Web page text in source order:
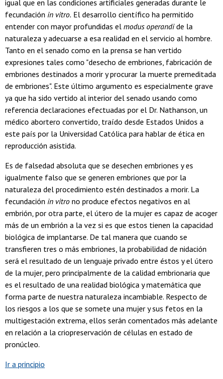
igual que en las condiciones artificiales generadas durante le
fecundación in vitro. El desarrollo científico ha permitido
entender con mayor profundidas el modus operandide la
naturaleza y adecuarse a esa realidad en el servicio al hombre.
Tanto en el senado como en la prensa se han vertido
expresiones tales como "desecho de embriones, fabricación de
embriones destinados a morir y procurar la muerte premeditada
de embriones". Este último argumento es especialmente grave
ya que ha sido vertido al interior del senado usando como
referencia declaraciones efectuadas por el Dr. Nathanson, un
médico abortero convertido, traído desde Estados Unidos a
este país por la Universidad Católica para hablar de ética en
reproducción asistida.
Es de falsedad absoluta que se desechen embriones y es
igualmente falso que se generen embriones que por la
naturaleza del procedimiento estén destinados a morir. La
fecundación in vitro no produce efectos negativos en al
embrión, por otra parte, el útero de la mujer es capaz de acoger
más de un embrión a la vez si es que estos tienen la capacidad
biológica de implantarse. De tal manera que cuando se
transfieren tres o más embriones, la probabilidad de nidación
será el resultado de un lenguaje privado entre éstos y el útero
de la mujer, pero principalmente de la calidad embrionaria que
es el resultado de una realidad biológica y matemática que
forma parte de nuestra naturaleza incambiable. Respecto de
los riesgos a los que se somete una mujer y sus fetos en la
multigestación extrema, ellos serán comentados más adelante
en relación a la criopreservación de células en estado de
pronúcleo.
Ir a principio